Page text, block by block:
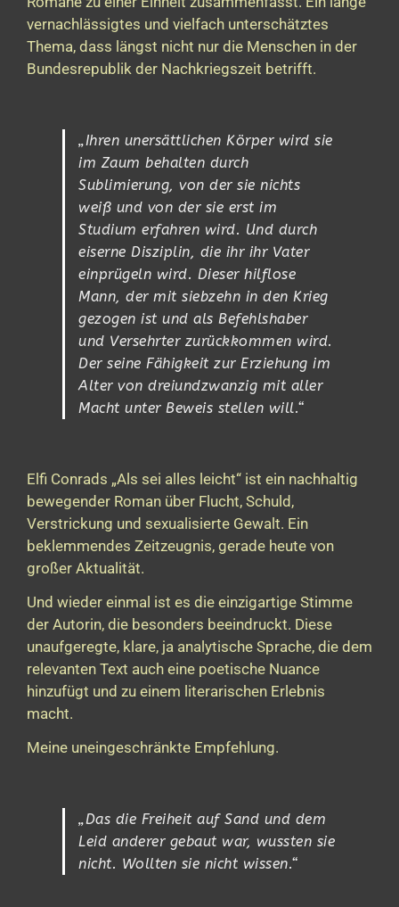
vernachlässigtes und vielfach unterschätztes
Thema, dass längst nicht nur die Menschen in der
Bundesrepublik der Nachkriegszeit betrifft.
„Ihren unersättlichen Körper wird sie
im Zaum behalten durch
Sublimierung, von der sie nichts
weiß und von der sie erst im
Studium erfahren wird. Und durch
eiserne Disziplin, die ihr ihr Vater
einprügeln wird. Dieser hilflose
Mann, der mit siebzehn in den Krieg
gezogen ist und als Befehlshaber
und Versehrter zurückkommen wird.
Der seine Fähigkeit zur Erziehung im
Alter von dreiundzwanzig mit aller
Macht unter Beweis stellen will.“
Elfi Conrads „Als sei alles leicht“ ist ein nachhaltig
bewegender Roman über Flucht, Schuld,
Verstrickung und sexualisierte Gewalt. Ein
beklemmendes Zeitzeugnis, gerade heute von
großer Aktualität.
Und wieder einmal ist es die einzigartige Stimme
der Autorin, die besonders beeindruckt. Diese
unaufgeregte, klare, ja analytische Sprache, die dem
relevanten Text auch eine poetische Nuance
hinzufügt und zu einem literarischen Erlebnis
macht.
Meine uneingeschränkte Empfehlung.
„Das die Freiheit auf Sand und dem
Leid anderer gebaut war, wussten sie
nicht. Wollten sie nicht wissen.“